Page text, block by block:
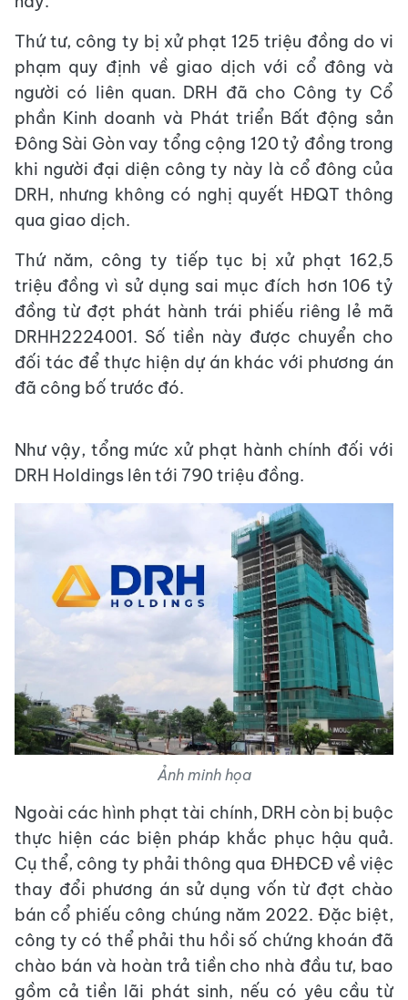
Thứ tư, công ty bị xử phạt 125 triệu đồng do vi
phạm quy định về giao dịch với cổ đông và
người có liên quan. DRH đã cho Công ty Cổ
phần Kinh doanh và Phát triển Bất động sản
Đông Sài Gòn vay tổng cộng 120 tỷ đồng trong
khi người đại diện công ty này là cổ đông của
DRH, nhưng không có nghị quyết HĐQT thông
qua giao dịch.
Thứ năm, công ty tiếp tục bị xử phạt 162,5
triệu đồng vì sử dụng sai mục đích hơn 106 tỷ
đồng từ đợt phát hành trái phiếu riêng lẻ mã
DRHH2224001. Số tiền này được chuyển cho
đối tác để thực hiện dự án khác với phương án
đã công bố trước đó.
Như vậy, tổng mức xử phạt hành chính đối với
DRH Holdings lên tới 790 triệu đồng.
Ảnh minh họa
Ngoài các hình phạt tài chính, DRH còn bị buộc
thực hiện các biện pháp khắc phục hậu quả.
Cụ thể, công ty phải thông qua ĐHĐCĐ về việc
thay đổi phương án sử dụng vốn từ đợt chào
bán cổ phiếu công chúng năm 2022. Đặc biệt,
công ty có thể phải thu hồi số chứng khoán đã
chào bán và hoàn trả tiền cho nhà đầu tư, bao
gồm cả tiền lãi phát sinh, nếu có yêu cầu từ